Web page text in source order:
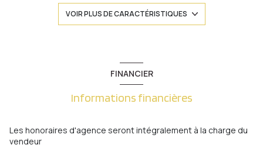
construit en 1975
cuisine américaine (semi-équipée)
VOIR PLUS DE CARACTÉRISTIQUES
FINANCIER
Informations financières
Les honoraires d'agence seront intégralement à la charge du
vendeur